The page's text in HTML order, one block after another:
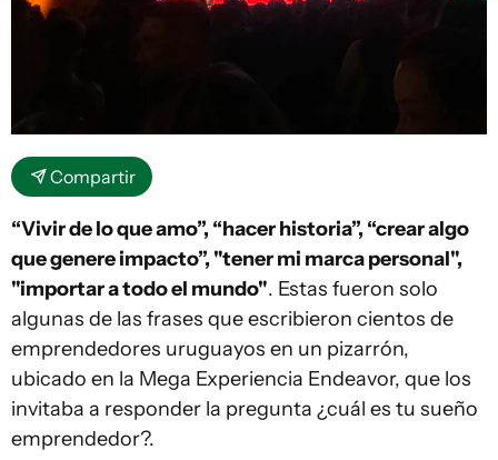
Compartir
“Vivir de lo que amo”, “hacer historia”, “crear algo
que genere impacto”, "tener mi marca personal",
"importar a todo el mundo". Estas fueron solo
algunas de las frases que escribieron cientos de
emprendedores uruguayos en un pizarrón,
ubicado en la Mega Experiencia Endeavor, que los
invitaba a responder la pregunta ¿cuál es tu sueño
emprendedor?.